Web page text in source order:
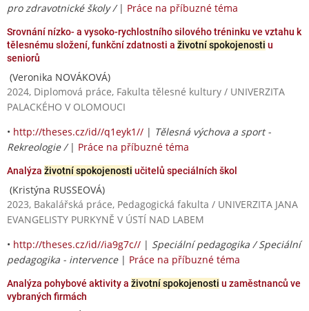
pro zdravotnické školy / | Práce na příbuzné téma
Srovnání nízko- a vysoko-rychlostního silového tréninku ve vztahu k
tělesnému složení, funkční zdatnosti a životní spokojenosti u
seniorů
(Veronika NOVÁKOVÁ)
2024, Diplomová práce, Fakulta tělesné kultury / UNIVERZITA
PALACKÉHO V OLOMOUCI
• http://theses.cz/id//q1eyk1// | Tělesná výchova a sport -
Rekreologie / | Práce na příbuzné téma
Analýza životní spokojenosti učitelů speciálních škol
(Kristýna RUSSEOVÁ)
2023, Bakalářská práce, Pedagogická fakulta / UNIVERZITA JANA
EVANGELISTY PURKYNĚ V ÚSTÍ NAD LABEM
• http://theses.cz/id//ia9g7c// | Speciální pedagogika / Speciální
pedagogika - intervence| Práce na příbuzné téma
Analýza pohybové aktivity a životní spokojenosti u zaměstnanců ve
vybraných firmách